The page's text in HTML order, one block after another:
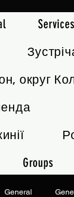
Services
округ
Groups
General